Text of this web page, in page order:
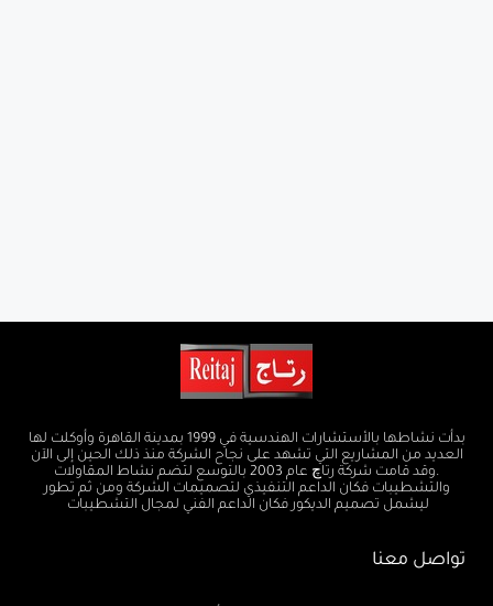
بدأت نشاطها بالأستشارات الهندسية في 1999 بمدينة القاهرة وأوكلت لها
العديد من المشاريع التي تشهد على نجاح الشركة منذ ذلك الحين إلى الآن
.وقد قامت شركة رتاچ عام 2003 بالتوسع لتضم نشاط المقاولات
والتشطيبات فكان الداعم التنفيذي لتصميمات الشركة ومن ثم تطور
ليشمل تصميم الديكور فكان الداعم الفني لمجال التشطيبات
تواصل معنا